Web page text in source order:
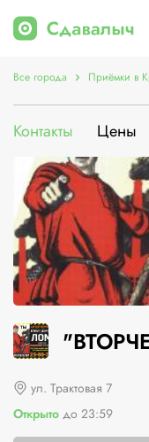
Все города Приёмки в
Контакты Цены
ул. Трактовая 7
Открыто до 23:59